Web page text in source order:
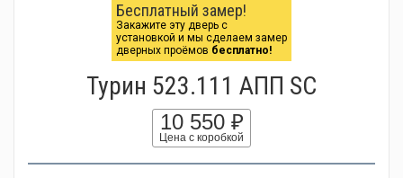
Бесплатный замер!
Закажите эту дверь с
установкой и мы сделаем замер
дверных проёмов бесплатно!
Турин 523.111 АПП SC
10 550 ₽
Цена с коробкой